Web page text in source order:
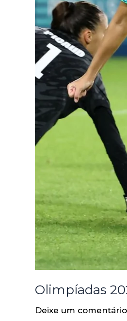
Olimpíadas
Deixe um comentário